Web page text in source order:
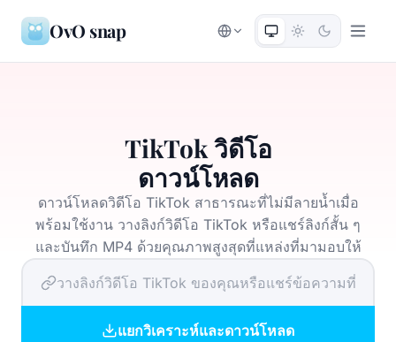
OvO snap
TikTok วิดีโอ
ดาวน์โหลด
ดาวน์โหลดวิดีโอ TikTok สาธารณะที่ไม่มีลายน้ำเมื่อ
พร้อมใช้งาน วางลิงก์วิดีโอ TikTok หรือแชร์ลิงก์สั้น ๆ
และบันทึก MP4 ด้วยคุณภาพสูงสุดที่แหล่งที่มามอบให้
แยกวิเคราะห์และดาวน์โหลด